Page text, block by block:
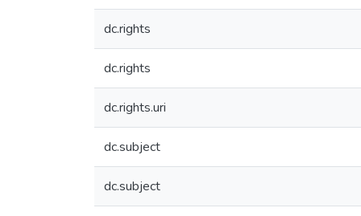
dc.rights
dc.rights
dc.rights.uri
dc.subject
dc.subject